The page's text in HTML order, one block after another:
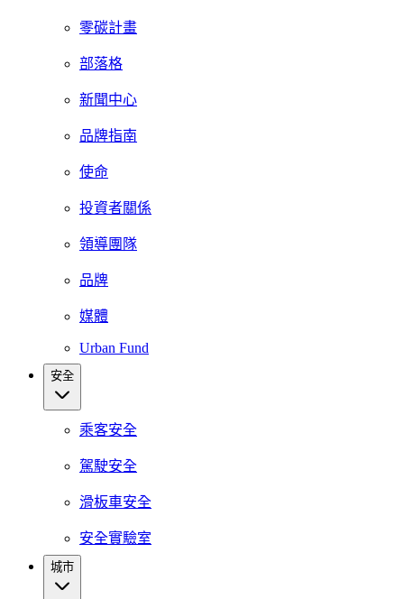
零碳計畫
部落格
新聞中心
品牌指南
使命
投資者關係
領導團隊
品牌
媒體
Urban Fund
安全
乘客安全
駕駛安全
滑板車安全
安全實驗室
城市